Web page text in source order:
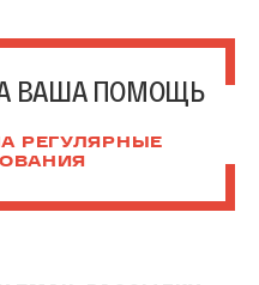
ВАША ПОМОЩЬ
РЕГУЛЯРНЫЕ